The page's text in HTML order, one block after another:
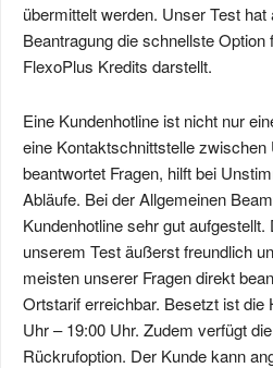
übermittelt werden. Unser Test
Beantragung die schnellste Option
FlexoPlus Kredits darstellt.
Eine Kundenhotline ist nicht nur
eine Kontaktschnittstelle zwischen
beantwortet Fragen, hilft bei
Abläufe. Bei der Allgemeinen
Kundenhotline sehr gut
unserem Test äußerst freundlich
meisten unserer Fragen direkt
Ortstarif erreichbar. Besetzt ist die
Uhr – 19:00 Uhr. Zudem verfügt
Rückrufoption. Der Kunde kann